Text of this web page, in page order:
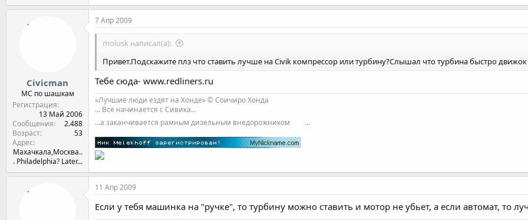
Civicman
МС по шашкам
Регистрация
13 Май 2006
Сообщения
2.488
Возраст
53
Адрес
Махачкала,Москва..
. Philadelphia? Later...
7 Апр 2009
molusk написал(а):
Привет.Подскажите плз что ставить лучше на Civik компрессор или турбину?Слышал что турбина быстро
Тебе сюда- www.redliners.ru
«Лучшие люди ездят на Хонде» © Соичиро Хонда
... Все начинается с Сивика...
...а заканчивается рамным дизельным внедорожником
...
11 Апр 2009
Если у тебя машинка на "ручке", то турбину можно ставить и мотор не убьет, а если автомат, то